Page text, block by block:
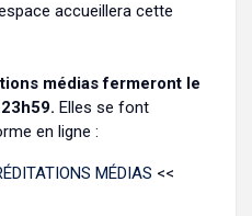
accueillera cette
médias fermeront le
Elles se font
en ligne :
MÉDIAS <<